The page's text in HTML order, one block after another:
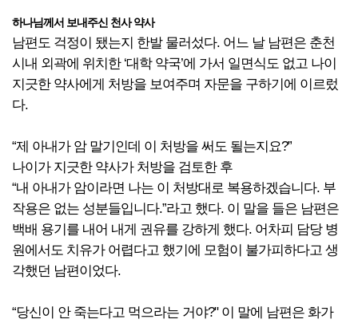
하나님께서 보내주신 천사 약사
남편도 걱정이 됐는지 한발 물러섰다. 어느 날 남편은 춘천
시내 외곽에 위치한 ‘대학 약국’에 가서 일면식도 없고 나이
지긋한 약사에게 처방을 보여주며 자문을 구하기에 이르렀
다.
“제 아내가 암 말기인데 이 처방을 써도 될는지요?”
나이가 지긋한 약사가 처방을 검토한 후
“내 아내가 암이라면 나는 이 처방대로 복용하겠습니다. 부
작용은 없는 성분들입니다.”라고 했다. 이 말을 들은 남편은
백배 용기를 내어 내게 권유를 강하게 했다. 어차피 담당 병
원에서도 치유가 어렵다고 했기에 모험이 불가피하다고 생
각했던 남편이었다.
“당신이 안 죽는다고 먹으라는 거야?" 이 말에 남편은 화가